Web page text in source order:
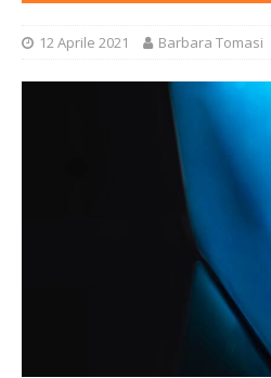
12 Aprile 2021 Barbara Tomasi